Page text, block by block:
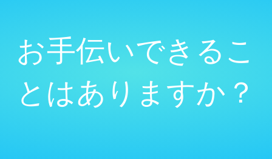
お手伝いできるこ
とはありますか？